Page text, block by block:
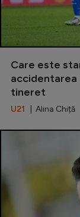
Care este
accidentarea
tineret
U21 | Alina Chiță